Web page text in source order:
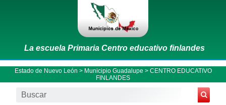
La escuela Primaria Centro educativo finlandes
Estado de Nuevo León > Municipio Guadalupe > CENTRO EDUCATIVO
FINLANDES